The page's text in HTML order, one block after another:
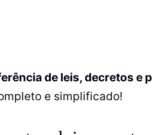
de leis, decretos e
e simplificado!